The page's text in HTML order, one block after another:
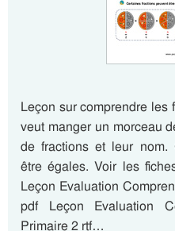
Leçon sur comprendre les
veut manger un morceau
de fractions et leur nom.
être égales. Voir les
Leçon Evaluation
pdf Leçon Evaluation
Primaire 2 rtf…